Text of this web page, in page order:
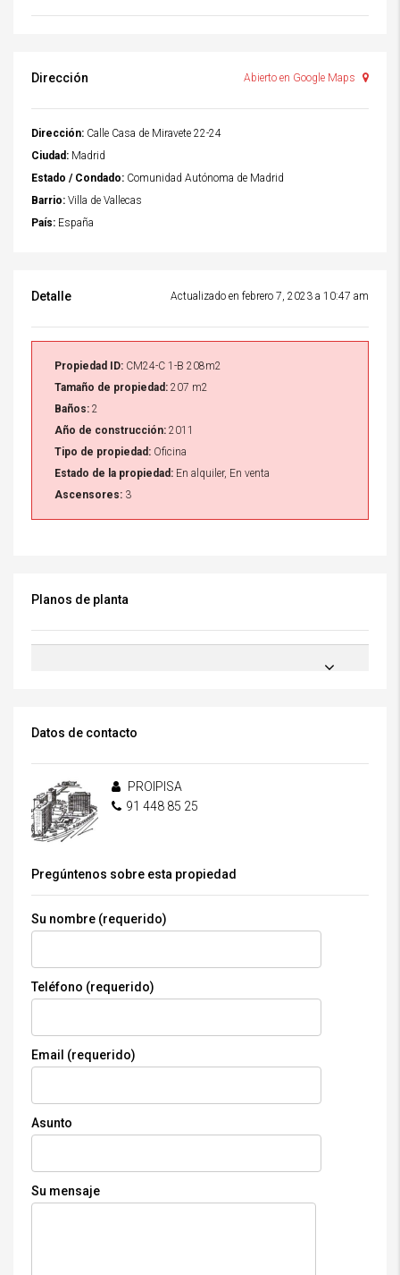
Dirección Abierto en Google Maps
Dirección: Calle Casa de Miravete 22-24
Ciudad: Madrid
Estado / Condado: Comunidad Autónoma de Madrid
Barrio: Villa de Vallecas
País: España
Detalle Actualizado en febrero 7, 2023 a 10:47 am
Propiedad ID: CM24-C 1-B 208m2
Tamaño de propiedad: 207 m2
Baños: 2
Año de construcción: 2011
Tipo de propiedad: Oficina
Estado de la propiedad: En alquiler, En venta
Ascensores: 3
Planos de planta
Datos de contacto
PROIPISA
91 448 85 25
Pregúntenos sobre esta propiedad
Su nombre (requerido)
Teléfono (requerido)
Email (requerido)
Asunto
Su mensaje